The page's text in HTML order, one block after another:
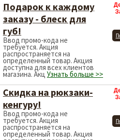
Подарок к каждому
заказу - блеск для
губ!
Ввод промо-кода не
требуется. Акция
распространяется на
определенный товар. Акция
доступна для всех клиентов
магазина. Акц Узнать больше >>
Скидка на рюкзаки-
кенгуру!
Ввод промо-кода не
требуется. Акция
распространяется на
определенный товар. Акция